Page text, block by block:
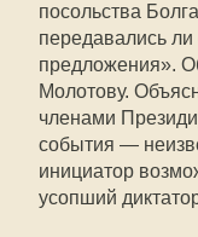
посольства
передавались
предложения».
Молотову.
членами
события —
инициатор
усопший